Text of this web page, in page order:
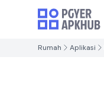
Rumah Aplikasi